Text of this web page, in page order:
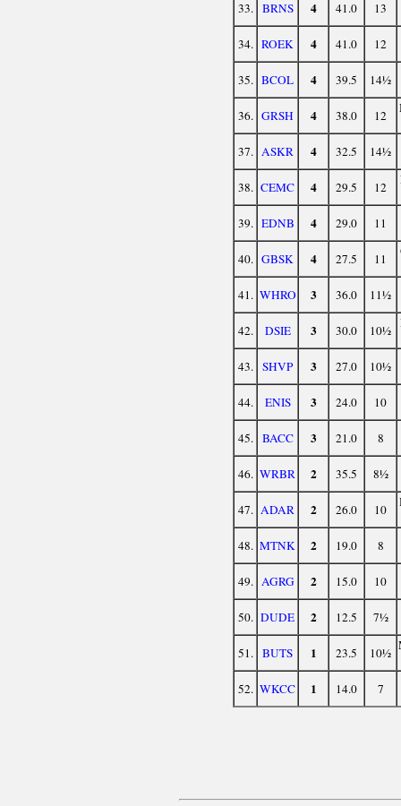
33. BRNS 4 41.0 13
34. ROEK 4 41.0 12
35. BCOL 4 39.5 14½
36. GRSH 4 38.0 12
37. ASKR 4 32.5 14½
38. CEMC 4 29.5 12
39. EDNB 4 29.0 11
40. GBSK 4 27.5 11
41. WHRO 3 36.0 11½
42. DSIE 3 30.0 10½
43. SHVP 3 27.0 10½
44. ENIS 3 24.0 10
45. BACC 3 21.0 8
46. WRBR 2 35.5 8½
47. ADAR 2 26.0 10
48. MTNK 2 19.0 8
49. AGRG 2 15.0 10
50. DUDE 2 12.5 7½
51. BUTS 1 23.5 10½
52. WKCC 1 14.0 7